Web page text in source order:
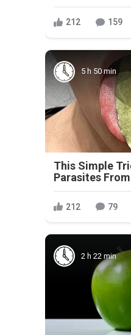
212 159
5 h 50 min
This Simple
Parasites
212 79
2 h 22 min